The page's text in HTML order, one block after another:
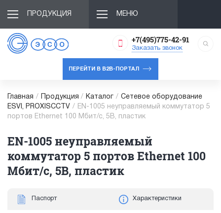
ПРОДУКЦИЯ МЕНЮ
+7(495)775-42-91
Заказать звонок
ПЕРЕЙТИ В B2B-ПОРТАЛ
Главная / Продукция / Каталог / Сетевое оборудование
ESVI, PROXISCCTV /
EN-1005 неуправляемый коммутатор 5
портов Ethernet 100 Мбит/с, 5В, пластик
EN-1005 неуправляемый
коммутатор 5 портов Ethernet 100
Мбит/с, 5В, пластик
Паспорт Характеристики